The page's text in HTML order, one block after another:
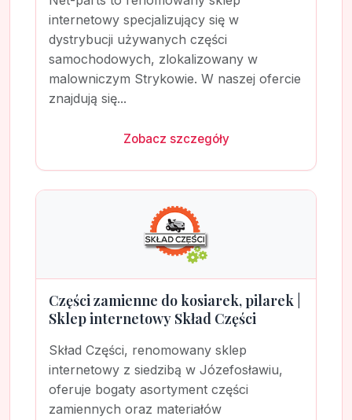
internetowy specjalizujący się w
dystrybucji używanych części
samochodowych, zlokalizowany w
malowniczym Strykowie. W naszej ofercie
znajdują się...
Zobacz szczegóły
Części zamienne do kosiarek, pilarek |
Sklep internetowy Skład Części
Skład Części, renomowany sklep
internetowy z siedzibą w Józefosławiu,
oferuje bogaty asortyment części
zamiennych oraz materiałów